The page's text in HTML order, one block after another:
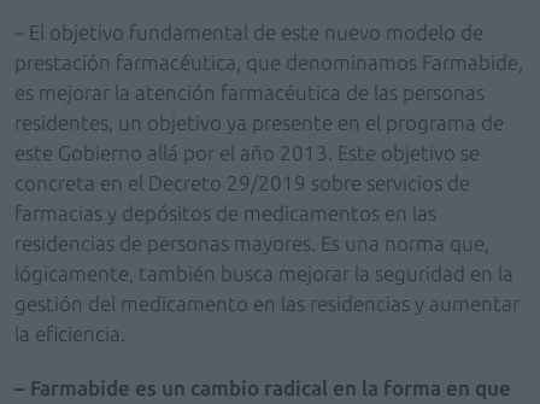
– El objetivo fundamental de este nuevo modelo de
prestación farmacéutica, que denominamos Farmabide,
es mejorar la atención farmacéutica de las personas
residentes, un objetivo ya presente en el programa de
este Gobierno allá por el año 2013. Este objetivo se
concreta en el Decreto 29/2019 sobre servicios de
farmacias y depósitos de medicamentos en las
residencias de personas mayores. Es una norma que,
lógicamente, también busca mejorar la seguridad en la
gestión del medicamento en las residencias y aumentar
la eficiencia.
– Farmabide es un cambio radical en la forma en que